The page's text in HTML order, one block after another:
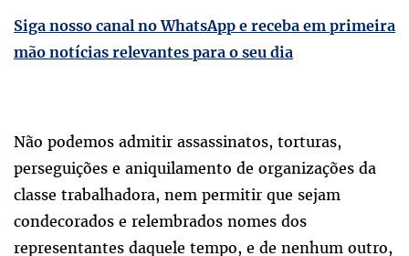
Siga nosso canal no WhatsApp e receba em primeira
mão notícias relevantes para o seu dia
Não podemos admitir assassinatos, torturas,
perseguições e aniquilamento de organizações da
classe trabalhadora, nem permitir que sejam
condecorados e relembrados nomes dos
representantes daquele tempo, e de nenhum outro,